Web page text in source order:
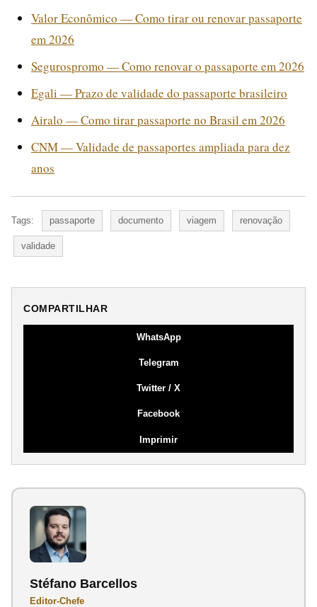
Valor Econômico — Como tirar ou renovar passaporte
em 2026
Segurospromo — Como renovar o passaporte em 2026
Egali — Prazo de validade do passaporte brasileiro
Airalo — Como tirar passaporte no Brasil em 2026
CNM — Validade de passaportes ampliada para dez
anos
Tags: passaporte documento viagem renovação
validade
COMPARTILHAR
WhatsApp
Telegram
Twitter / X
Facebook
Imprimir
Stéfano Barcellos
Editor-Chefe